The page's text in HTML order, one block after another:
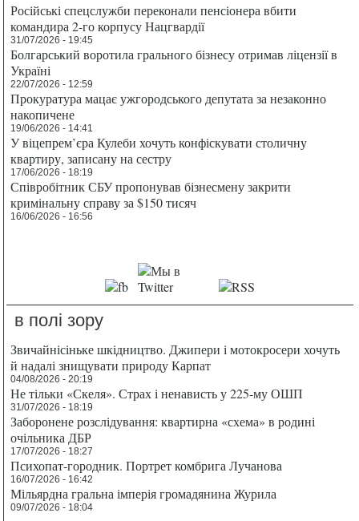
Російські спецслужби переконали пенсіонера вбити
командира 2-го корпусу Нацгвардії
31/07/2026 - 19:45
Болгарський воротила грального бізнесу отримав ліцензії в
Україні
22/07/2026 - 12:59
Прокуратура мацає ужгородського депутата за незаконно
накопичене
19/06/2026 - 14:41
У віцепрем’єра Кулеби хочуть конфіскувати столичну
квартиру, записану на сестру
17/06/2026 - 18:19
Співробітник СБУ пропонував бізнесмену закрити
кримінальну справу за $150 тисяч
16/06/2026 - 16:56
в полі зору
Звичайнісіньке шкідництво. Джипери і мотокросери хочуть
й надалі знищувати природу Карпат
04/08/2026 - 20:19
Не тільки «Скеля». Страх і ненависть у 225-му ОШП
31/07/2026 - 18:19
Заборонене розслідування: квартирна «схема» в родині
очільника ДБР
17/07/2026 - 18:27
Психопат-городник. Портрет комбрига Лучанова
16/07/2026 - 16:42
Мільярдна гральна імперія громадянина Журила
09/07/2026 - 18:04